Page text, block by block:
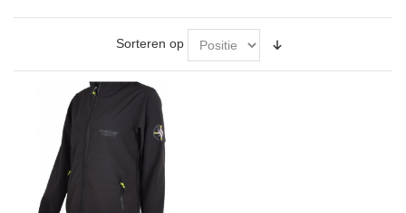
Sorteren op